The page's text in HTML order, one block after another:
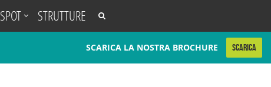
SPOT STRUTTURE
SCARICA LA NOSTRA BROCHURE SCARICA